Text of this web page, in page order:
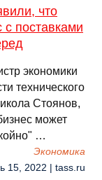
что
поставками
экономики
технического
Стоянов,
может
…
Экономика
15, 2022 | tass.ru